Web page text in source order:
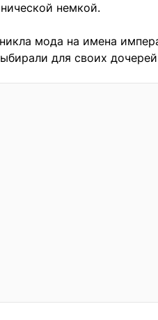
немкой.
мода на имена
для своих